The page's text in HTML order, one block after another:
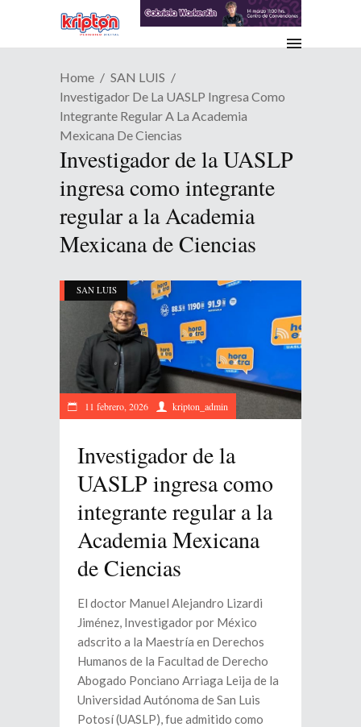
Home
SAN LUIS
Investigador De La UASLP Ingresa Como
Integrante Regular A La Academia
Mexicana De Ciencias
Investigador de la UASLP
ingresa como integrante
regular a la Academia
Mexicana de Ciencias
SAN LUIS
11 febrero, 2026 kripton_admin
Investigador de la
UASLP ingresa como
integrante regular a la
Academia Mexicana
de Ciencias
El doctor Manuel Alejandro Lizardi
Jiménez, Investigador por México
adscrito a la Maestría en Derechos
Humanos de la Facultad de Derecho
Abogado Ponciano Arriaga Leija de la
Universidad Autónoma de San Luis
Potosí (UASLP), fue admitido como